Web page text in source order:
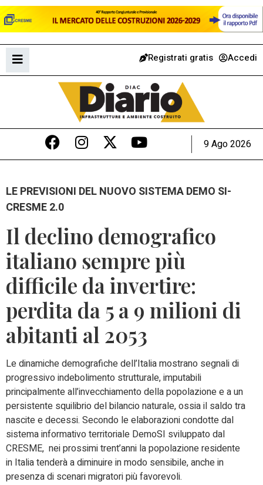
Registrati gratis Accedi
9 Ago 2026
LE PREVISIONI DEL NUOVO SISTEMA DEMO SI-
CRESME 2.0
Il declino demografico
italiano sempre più
difficile da invertire:
perdita da 5 a 9 milioni di
abitanti al 2053
Le dinamiche demografiche dell’Italia mostrano segnali di
progressivo indebolimento strutturale, imputabili
principalmente all’invecchiamento della popolazione e a un
persistente squilibrio del bilancio naturale, ossia il saldo tra
nascite e decessi. Secondo le elaborazioni condotte dal
sistema informativo territoriale DemoSI sviluppato dal
CRESME, nei prossimi trent’anni la popolazione residente
in Italia tenderà a diminuire in modo sensibile, anche in
presenza di scenari migratori più favorevoli.